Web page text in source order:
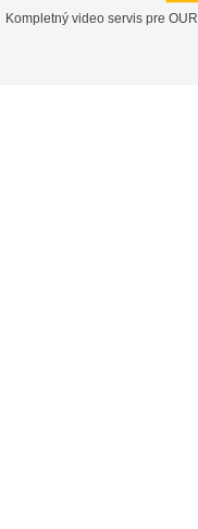
Kompletný video servis pre